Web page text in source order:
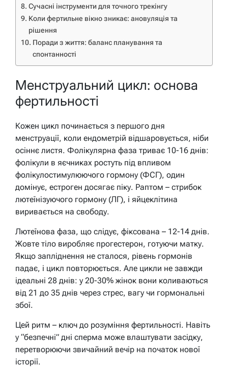
Сучасні інструменти для точного трекінгу
Коли фертильне вікно зникає: ановуляція та
рішення
Поради з життя: баланс планування та
спонтанності
Менструальний цикл: основа
фертильності
Кожен цикл починається з першого дня
менструації, коли ендометрій відшаровується, ніби
осіннє листя. Фолікулярна фаза триває 10-16 днів:
фолікули в яєчниках ростуть під впливом
фолікулостимулюючого гормону (ФСГ), один
домінує, естроген досягає піку. Раптом – стрибок
лютеїнізуючого гормону (ЛГ), і яйцеклітина
виривається на свободу.
Лютеїнова фаза, що слідує, фіксована – 12-14 днів.
Жовте тіло виробляє прогестерон, готуючи матку.
Якщо запліднення не сталося, рівень гормонів
падає, і цикл повторюється. Але цикли не завжди
ідеальні 28 днів: у 20-30% жінок вони коливаються
від 21 до 35 днів через стрес, вагу чи гормональні
збої.
Цей ритм – ключ до розуміння фертильності. Навіть
у “безпечні” дні сперма може влаштувати засідку,
перетворюючи звичайний вечір на початок нової
історії.